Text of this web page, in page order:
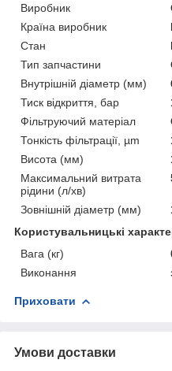
Виробник
Країна виробник
Стан
Тип запчастини
Внутрішній діаметр (мм)
Тиск відкриття, бар
Фільтруючий матеріал
Тонкість фільтрації, µm
Висота (мм)
Максимальний витрата
рідини (л/хв)
Зовнішній діаметр (мм)
Користувальницькі
Вага (кг)
Виконання
Приховати
Умови доставки